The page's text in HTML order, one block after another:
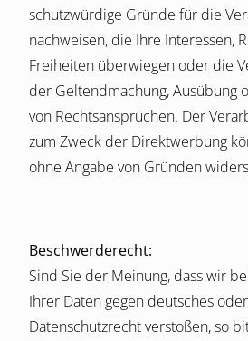
schutzwürdige Gründe für die
nachweisen, die Ihre Interessen,
Freiheiten überwiegen oder die
der Geltendmachung, Ausübung
von Rechtsansprüchen. Der
zum Zweck der Direktwerbung
ohne Angabe von Gründen
Beschwerderecht:
Sind Sie der Meinung, dass wir
Ihrer Daten gegen deutsches
Datenschutzrecht verstoßen, so